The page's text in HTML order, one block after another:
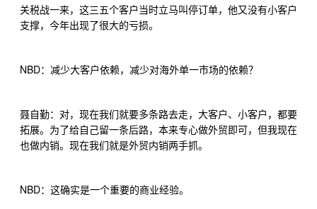
关税战一来，这三五个客户当时立马叫停订单，他又没有小客户
支撑，今年出现了很大的亏损。
NBD：减少大客户依赖，减少对海外单一市场的依赖？
聂自勤：对，现在我们就要多条路去走，大客户、小客户，都要
拓展。为了给自己留一条后路，本来专心做外贸即可，但我现在
也做内销。现在我们就是外贸内销两手抓。
NBD：这确实是一个重要的商业经验。